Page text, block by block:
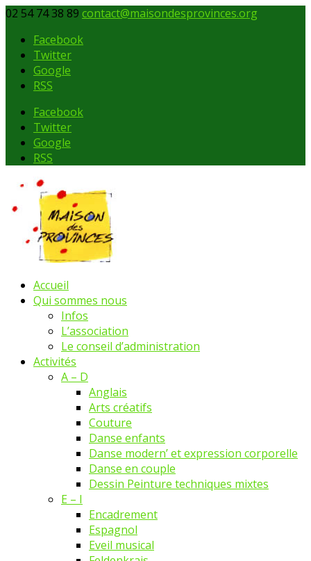
02 54 74 38 89 contact@maisondesprovinces.org
Facebook
Twitter
Google
RSS
Facebook
Twitter
Google
RSS
Accueil
Qui sommes nous
Infos
L’association
Le conseil d’administration
Activités
A – D
Anglais
Arts créatifs
Couture
Danse enfants
Danse modern’ et expression corporelle
Danse en couple
Dessin Peinture techniques mixtes
E – I
Encadrement
Espagnol
Eveil musical